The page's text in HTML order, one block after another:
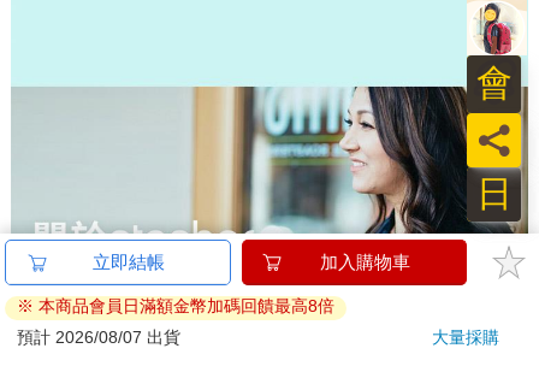
立即結帳 加入購物車
※ 本商品會員日滿額金幣加碼回饋最高8倍
預計 2026/08/07 出貨
大量採購